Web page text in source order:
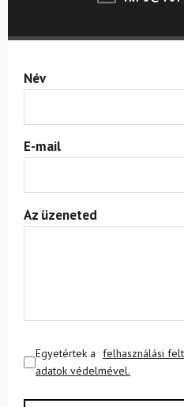
Név
E-mail
Az üzeneted
Egyetértek a felhasználási
adatok védelmével.